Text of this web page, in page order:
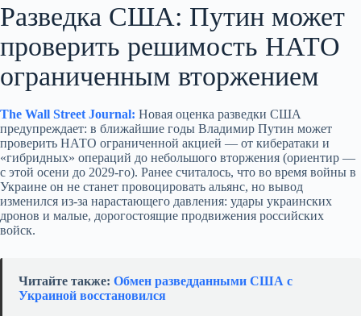
Разведка США: Путин может
проверить решимость НАТО
ограниченным вторжением
The Wall Street Journal: Новая оценка разведки США
предупреждает: в ближайшие годы Владимир Путин может
проверить НАТО ограниченной акцией — от кибератаки и
«гибридных» операций до небольшого вторжения (ориентир —
с этой осени до 2029‑го). Ранее считалось, что во время войны в
Украине он не станет провоцировать альянс, но вывод
изменился из‑за нарастающего давления: удары украинских
дронов и малые, дорогостоящие продвижения российских
войск.
Читайте также: Обмен разведданными США с
Украиной восстановился